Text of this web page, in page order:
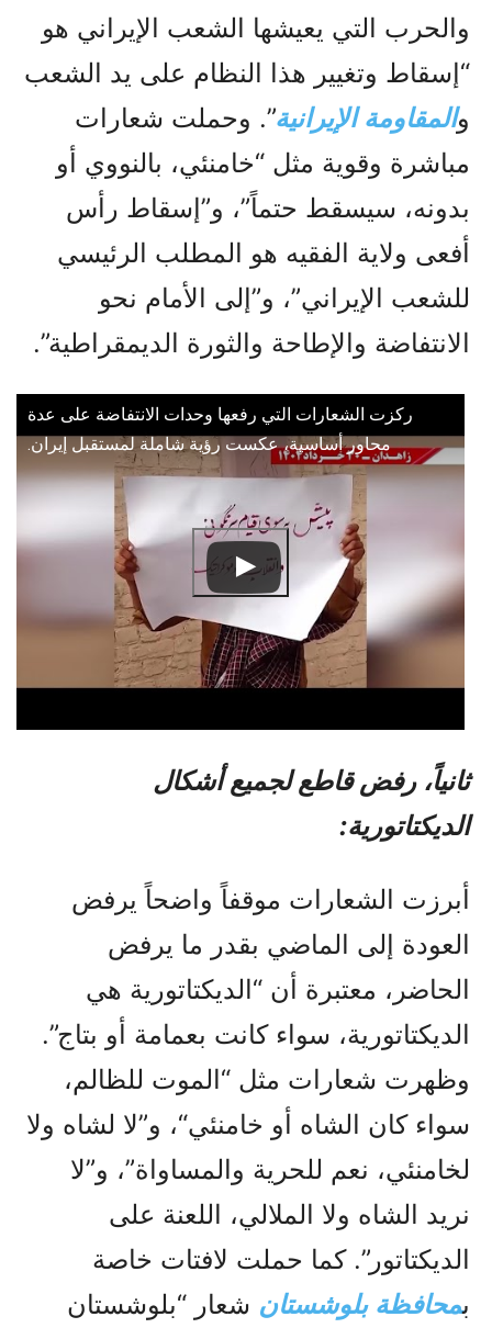
والحرب التي يعيشها الشعب الإيراني هو
“إسقاط وتغيير هذا النظام على يد الشعب
والمقاومة الإيرانية”. وحملت شعارات
مباشرة وقوية مثل “خامنئي، بالنووي أو
بدونه، سيسقط حتماً”، و”إسقاط رأس
أفعى ولاية الفقيه هو المطلب الرئيسي
للشعب الإيراني”، و”إلى الأمام نحو
الانتفاضة والإطاحة والثورة الديمقراطية”.
ركزت الشعارات التي رفعها وحدات الانتفاضة على عدة
محاور أساسية، عكست رؤية شاملة لمستقبل إيران.
ثانياً، رفض قاطع لجميع أشكال
الديكتاتورية:
أبرزت الشعارات موقفاً واضحاً يرفض
العودة إلى الماضي بقدر ما يرفض
الحاضر، معتبرة أن “الديكتاتورية هي
الديكتاتورية، سواء كانت بعمامة أو بتاج”.
وظهرت شعارات مثل “الموت للظالم،
سواء كان الشاه أو خامنئي“، و”لا لشاه ولا
لخامنئي، نعم للحرية والمساواة”، و”لا
نريد الشاه ولا الملالي، اللعنة على
الديكتاتور”. كما حملت لافتات خاصة
بمحافظة بلوشستان شعار “بلوشستان